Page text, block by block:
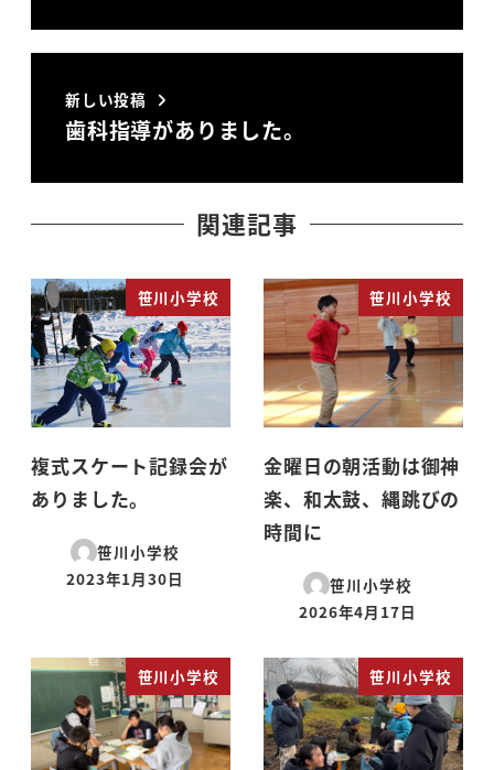
新しい投稿
歯科指導がありました。
関連記事
笹川小学校
複式スケート記録会が
ありました。
笹川小学校
投稿日
2023年1月30日
笹川小学校
金曜日の朝活動は御神
楽、和太鼓、縄跳びの
時間に
笹川小学校
投稿日
2026年4月17日
笹川小学校 笹川小学校